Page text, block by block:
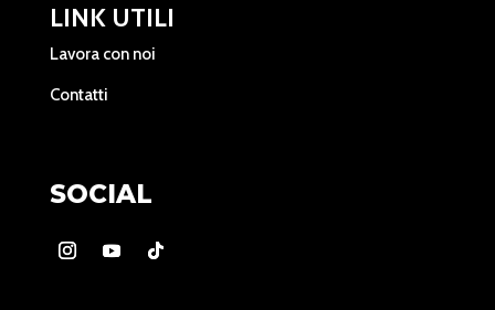
LINK UTILI
Lavora con noi
Contatti
SOCIAL